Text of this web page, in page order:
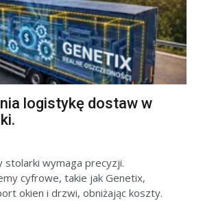
logistykę dostaw w
stolarki wymaga precyzji.
cyfrowe, takie jak Genetix,
okien i drzwi, obniżając koszty.